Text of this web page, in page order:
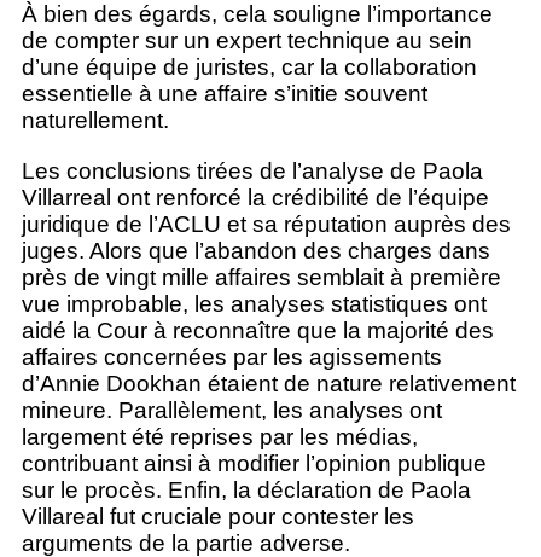
À bien des égards, cela souligne l’importance
de compter sur un expert technique au sein
d’une équipe de juristes, car la collaboration
essentielle à une affaire s’initie souvent
naturellement.
Les conclusions tirées de l’analyse de Paola
Villarreal ont renforcé la crédibilité de l’équipe
juridique de l’ACLU et sa réputation auprès des
juges. Alors que l’abandon des charges dans
près de vingt mille affaires semblait à première
vue improbable, les analyses statistiques ont
aidé la Cour à reconnaître que la majorité des
affaires concernées par les agissements
d’Annie Dookhan étaient de nature relativement
mineure. Parallèlement, les analyses ont
largement été reprises par les médias,
contribuant ainsi à modifier l’opinion publique
sur le procès. Enfin, la déclaration de Paola
Villareal fut cruciale pour contester les
arguments de la partie adverse.